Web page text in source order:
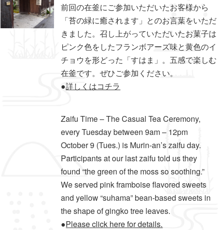
前回の在釜にご参加いただいたお客様から
「苔の緑に癒されます」とのお言葉をいただ
きました。召し上がっていただいたお菓子は
ピンク色をしたフランボアーズ味と黄色のイ
チョウを形どった「すはま」。五感で楽しむ
在釜です。ぜひご参加ください。
●詳しくはコチラ
Zaifu Time – The Casual Tea Ceremony,
every Tuesday between 9am – 12pm
October 9 (Tues.) is Murin-an’s zaifu day.
Participants at our last zaifu told us they
found “the green of the moss so soothing.”
We served pink framboise flavored sweets
and yellow “suhama” bean-based sweets in
the shape of gingko tree leaves.
●Please click here for details.